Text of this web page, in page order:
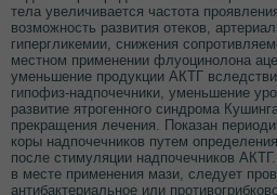
тела увеличивается частота
возможность развития отеков,
гипергликемии, снижения
местном применении флуоцинолона
уменьшение продукции АКТГ
гипофиз-надпочечники, уменьшение
развитие ятрогенного синдрома
прекращения лечения. Показан
коры надпочечников путем
после стимуляции надпочечников
в месте применения мази, следует
антибактериальное или